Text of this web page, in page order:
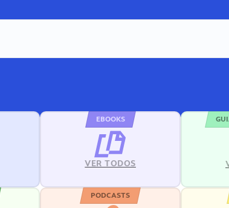
EBOOKS
VER TODOS
PODCASTS